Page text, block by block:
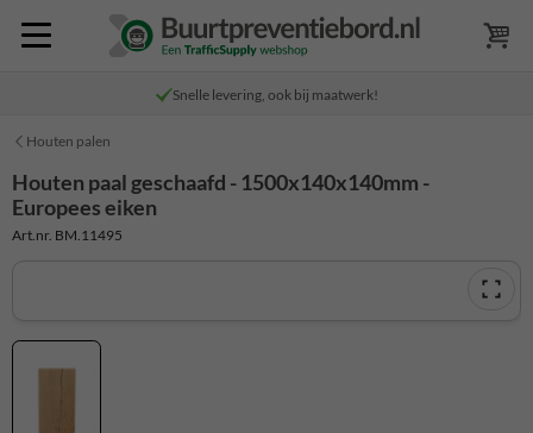
Snelle levering, ook bij maatwerk!
Houten palen
Houten paal geschaafd - 1500x140x140mm -
Europees eiken
Art.nr. BM.11495